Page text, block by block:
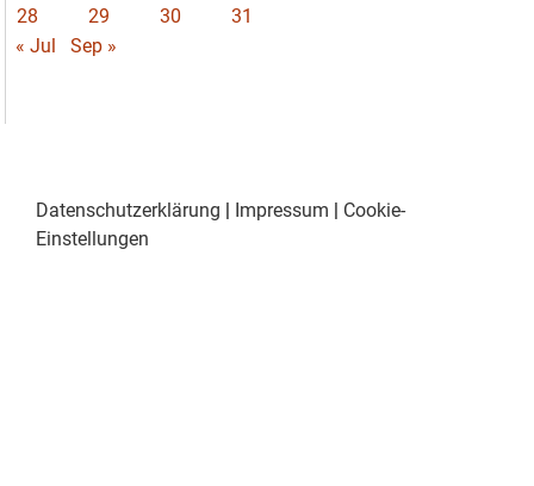
28
29 30
31
« Jul
Sep »
Datenschutzerklärung | Impressum | Cookie-
Einstellungen